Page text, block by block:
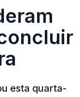
esta quarta-